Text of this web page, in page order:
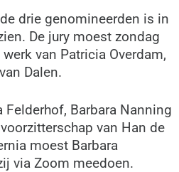
drie genomineerden is in
De jury moest zondag
van Patricia Overdam,
Dalen.
Barbara Nanning
van Han de
moest Barbara
via Zoom meedoen.